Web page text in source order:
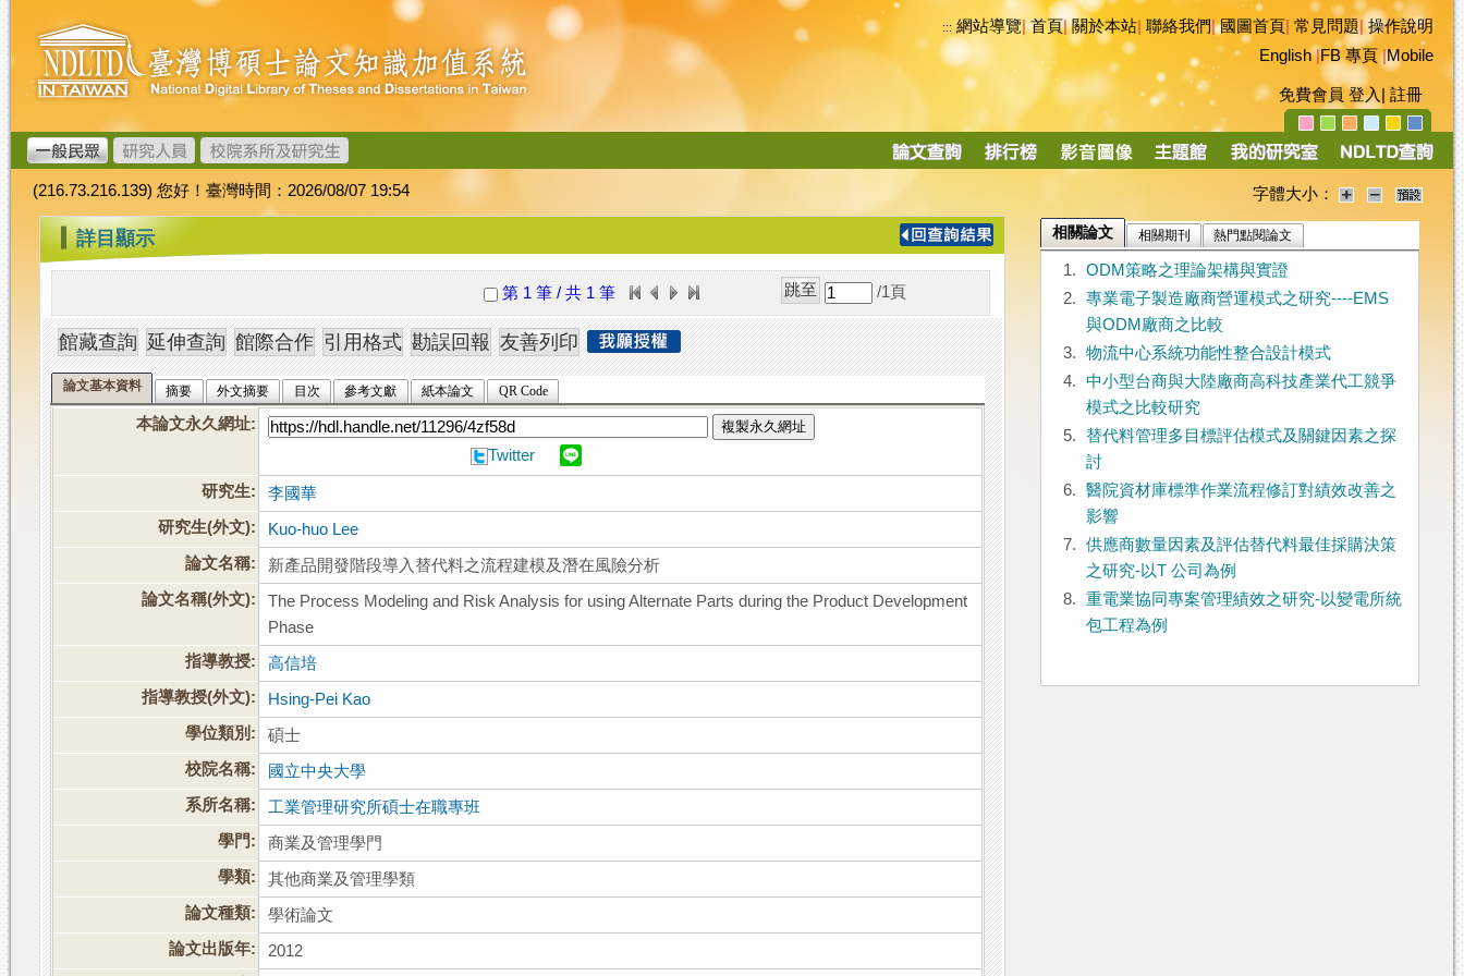
跳
到
主
要
內
容
臺
灣
博
碩
士
論
文
加
值
系
統
::: 網站導覽|首頁|關於本站 聯絡我們|國圖首頁 常見問題|操作說明
English|FB 專頁|Mobile
免費會員 登入 註冊
導
(216.73.216.139) 您好！臺灣時間：2026/08/07 19:54 字體大小：
::: 詳目顯示
第 1 筆 / 共 1 筆 /1 頁
論文基本資料 摘要 外文摘要 目次 參考文獻 紙本論文 QR Code
本論文永久網址: 複製永久網址
Twitter
研究生:
李國華
研究生(外文):
Kuo-huo Lee
論文名稱:
新產品開發階段導入替代料之流程建模及潛在風險分析
論文名稱(外文):
The Process Modeling and Risk Analysis for using Alternate Parts during the Product Development
Phase
指導教授:
高信培
指導教授(外文):
Hsing-Pei Kao
學位類別:
碩士
校院名稱:
國立中央大學
系所名稱:
工業管理研究所碩士在職專班
學門:
商業及管理學門
學類:
其他商業及管理學類
論文種類:
學術論文
論文出版年:
2012
相關論文 相關期刊 熱門點閱論文
1.
ODM策略之理論架構與實證
2.
專業電子製造廠商營運模式之研究----EMS
與ODM廠商之比較
3.
物流中心系統功能性整合設計模式
4.
中小型台商與大陸廠商高科技產業代工競爭
模式之比較研究
5.
替代料管理多目標評估模式及關鍵因素之探
討
6.
醫院資材庫標準作業流程修訂對績效改善之
影響
7.
供應商數量因素及評估替代料最佳採購決策
之研究-以T 公司為例
8.
重電業協同專案管理績效之研究-以變電所統
包工程為例